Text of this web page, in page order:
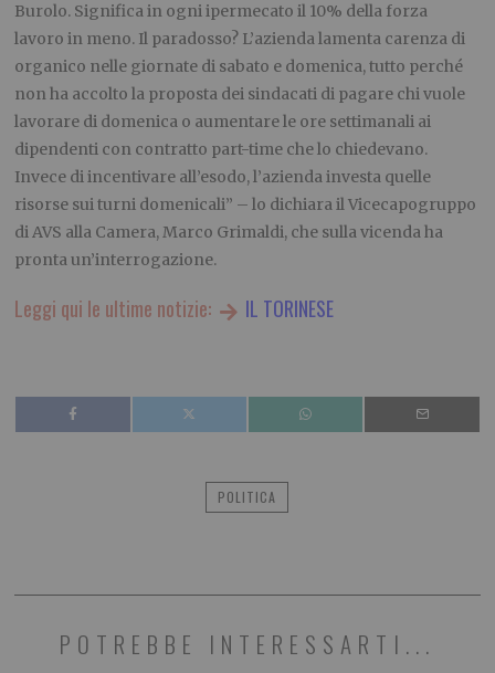
Burolo. Significa in ogni ipermecato il 10% della forza
lavoro in meno. Il paradosso? L’azienda lamenta carenza di
organico nelle giornate di sabato e domenica, tutto perché
non ha accolto la proposta dei sindacati di pagare chi vuole
lavorare di domenica o aumentare le ore settimanali ai
dipendenti con contratto part-time che lo chiedevano.
Invece di incentivare all’esodo, l’azienda investa quelle
risorse sui turni domenicali” – lo dichiara il Vicecapogruppo
di AVS alla Camera, Marco Grimaldi, che sulla vicenda ha
pronta un’interrogazione.
Leggi qui le ultime notizie: IL TORINESE
POLITICA
POTREBBE INTERESSARTI...